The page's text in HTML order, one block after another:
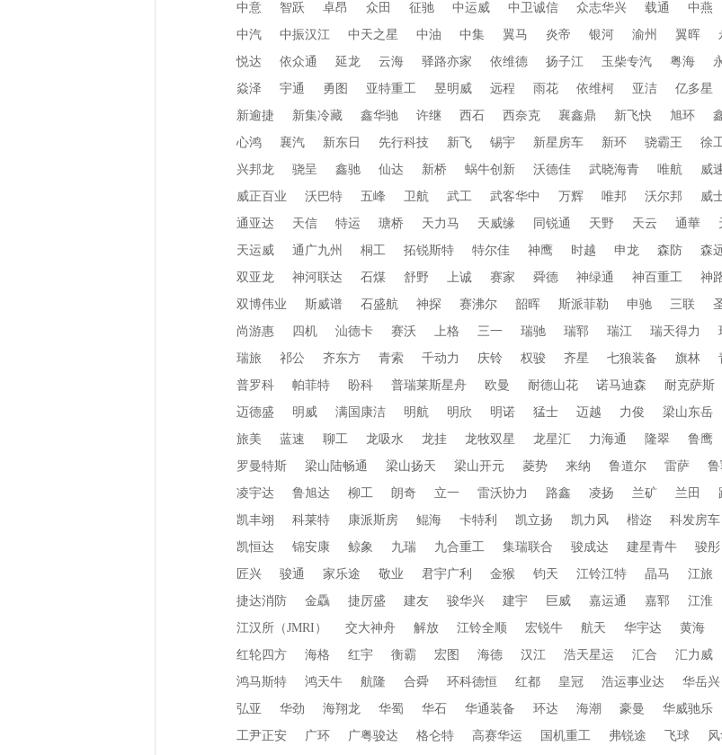
中意
智跃 卓昂 众田 征驰 中运威 中卫诚信 众志华兴 载通 中燕
中汽
中振汉江 中天之星 中油 中集 翼马 炎帝 银河 渝州 翼晖
悦达
依众通 延龙 云海 驿路亦家 依维德 扬子江 玉柴专汽 粤海
焱泽
宇通 勇图 亚特重工 昱明威 远程 雨花 依维柯 亚洁 亿多星
新逾捷
新集冷藏 鑫华驰 许继 西石 西奈克 襄鑫鼎 新飞快 旭环
心鸿
襄汽 新东日 先行科技 新飞 锡宇 新星房车 新环 骁霸王 徐
兴邦龙
骁呈 鑫驰 仙达 新桥 蜗牛创新 沃德佳 武晓海青 唯航 威
威正百业
沃巴特 五峰 卫航 武工 武客华中 万辉 唯邦 沃尔邦 威
通亚达
天信 特运 瑭桥 天力马 天威缘 同锐通 天野 天云 通華
天运威
通广九州 桐工 拓锐斯特 特尔佳 神鹰 时越 申龙 森防 森
双亚龙
神河联达 石煤 舒野 上诚 赛家 舜德 神绿通 神百重工 神
双博伟业
斯威谱 石盛航 神探 赛沸尔 韶晖 斯派菲勒 申驰 三联
尚游惠
四机 汕德卡 赛沃 上格 三一 瑞驰 瑞郓 瑞江 瑞天得力
瑞旅
祁公 齐东方 青索 千动力 庆铃 权骏 齐星 七狼装备 旗林
普罗科
帕菲特 盼科 普瑞莱斯星舟 欧曼 耐德山花 诺马迪森 耐克萨斯
迈德盛
明威 满国康洁 明航 明欣 明诺 猛士 迈越 力俊 梁山东岳
旅美
蓝速 聊工 龙吸水 龙挂 龙牧双星 龙星汇 力海通 隆翠 鲁鹰
罗曼特斯
梁山陆畅通 梁山扬天 梁山开元 菱势 来纳 鲁道尔 雷萨
凌宇达
鲁旭达 柳工 朗奇 立一 雷沃协力 路鑫 凌扬 兰矿 兰田
凯丰翊
科莱特 康派斯房 鲲海 卡特利 凯立扬 凯力风 楷迩 科发房车
凯恒达
锦安康 鲸象 九瑞 九合重工 集瑞联合 骏成达 建星青牛 骏彤
匠兴
骏通 家乐途 敬业 君宇广利 金猴 钧天 江铃江特 晶马 江旅
捷达消防
金驫 捷厉盛 建友 骏华兴 建宇 巨威 嘉运通 嘉郓 江淮
江汉所（JMRI）
交大神舟 解放 江铃全顺 宏锐牛 航天 华宇达 黄海
红轮四方
海格 红宇 衡霸 宏图 海德 汉江 浩天星运 汇合 汇力威
鸿马斯特
鸿天牛 航隆 合舜 环科德恒 红都 皇冠 浩运事业达 华岳兴
弘亚
华劲 海翔龙 华蜀 华石 华通装备 环达 海潮 豪曼 华威驰乐
工尹正安
广环 广粤骏达 格仑特 高赛华运 国机重工 弗锐途 飞球